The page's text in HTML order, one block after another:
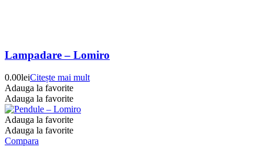
Lampadare – Lomiro
0.00leiCitește mai mult
Adauga la favorite
Adauga la favorite
Adauga la favorite
Adauga la favorite
Compara